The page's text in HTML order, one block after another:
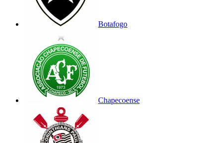
Botafogo
Chapecoense